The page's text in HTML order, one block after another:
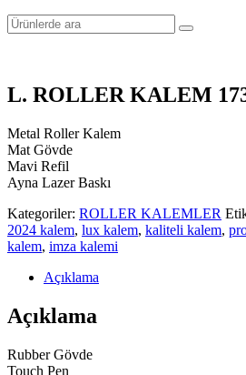
L. ROLLER KALEM
Metal Roller Kalem
Mat Gövde
Mavi Refil
Ayna Lazer Baskı
Kategoriler: ROLLER KALEMLER
2024 kalem, lux kalem, kaliteli kalem,
kalem, imza kalemi
Açıklama
Açıklama
Rubber Gövde
Touch Pen